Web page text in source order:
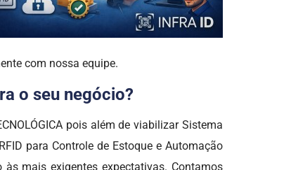
com nossa equipe.
o seu negócio?
pois além de viabilizar Sistema
para Controle de Estoque e Automação
mais exigentes expectativas. Contamos